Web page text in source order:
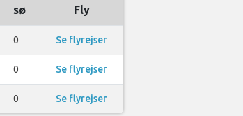
sø Fly
0 Se flyrejser
0 Se flyrejser
0 Se flyrejser